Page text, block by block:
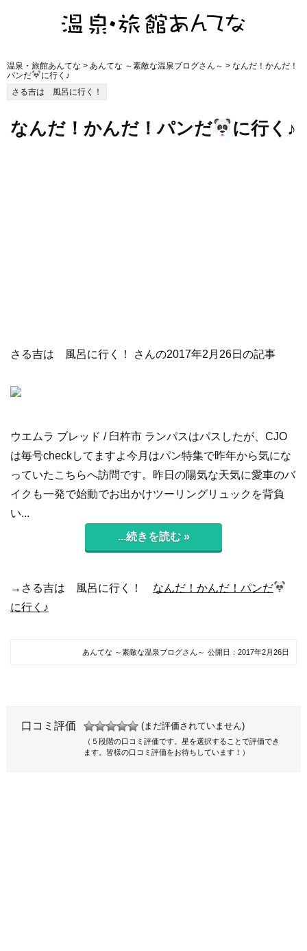
温泉・旅館あんてな > あんてな ～素敵な温泉ブログさん～ > なんだ！かんだ！
パンだ
に行く♪
さる吉は 風呂に行く！
なんだ！かんだ！パンだ に行く♪
さる吉は 風呂に行く！ さんの2017年2月26日の記事
ウエムラ ブレッド / 臼杵市 ランパスはパスしたが、CJO
は毎号checkしてますよ今月はパン特集で昨年から気にな
っていたこちらへ訪問です。昨日の陽気な天気に愛車のバ
イクも一発で始動でお出かけツーリングリュックを背負
い...
...続きを読む »
→さる吉は 風呂に行く！ なんだ！かんだ！パンだ
に行く♪
あんてな ～素敵な温泉ブログさん～ 公開日： 2017年2月26日
口コミ評価 (まだ評価されていません)
（５段階の口コミ評価です。星を選択することで評価でき
ます。皆様の口コミ評価をお待ちしています！）